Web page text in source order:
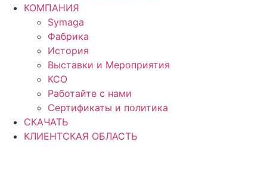
КОМПАНИЯ
Symaga
Фабрика
История
Выставки и Мероприятия
КСО
Работайте с нами
Сертификаты и политика
СКАЧАТЬ
КЛИЕНТСКАЯ ОБЛАСТЬ